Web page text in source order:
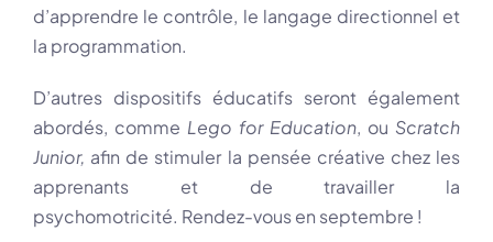
d’apprendre le contrôle, le langage directionnel et
la programmation.
D’autres dispositifs éducatifs seront également
abordés, comme Lego for Education, ou Scratch
Junior, afin de stimuler la pensée créative chez les
apprenants et de travailler la
psychomotricité. Rendez-vous en septembre !